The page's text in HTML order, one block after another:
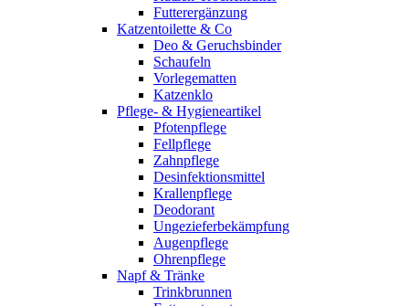
Futterergänzung
Katzentoilette & Co
Deo & Geruchsbinder
Schaufeln
Vorlegematten
Katzenklo
Pflege- & Hygieneartikel
Pfotenpflege
Fellpflege
Zahnpflege
Desinfektionsmittel
Krallenpflege
Deodorant
Ungezieferbekämpfung
Augenpflege
Ohrenpflege
Napf & Tränke
Trinkbrunnen